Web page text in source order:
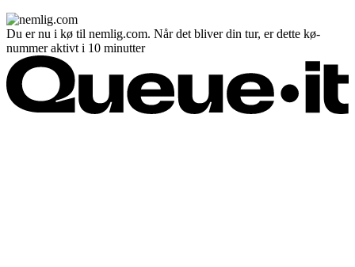
Du er nu i kø til nemlig.com. Når det bliver din tur, er dette kø-
nummer aktivt i 10 minutter